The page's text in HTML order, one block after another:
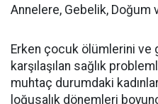
Annelere, Gebelik, Doğum
Erken çocuk ölümlerini ve
karşılaşılan sağlık
muhtaç durumdaki
loğusalık dönemleri